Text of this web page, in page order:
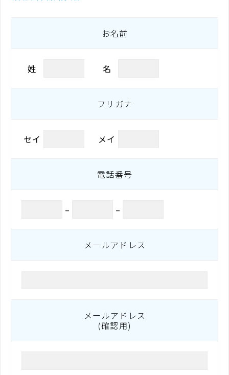
お名前
姓 名
フリガナ
セイ メイ
電話番号
– –
メールアドレス
メールアドレス
(確認用)